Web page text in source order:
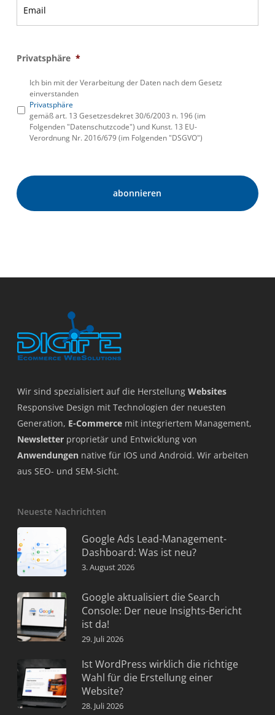
Privatsphäre *
Ich bin mit der Verarbeitung der Daten nach dem Gesetz
einverstanden
Privatsphäre
gemäß art. 13 Gesetzesdekret 30/6/2003 n. 196 (im
Folgenden "Datenschutzcode") und Kunst. 13 EU-
Verordnung Nr. 2016/679 (im Folgenden "DSGVO")
Wir sind spezialisiert auf die Herstellung Websites
Responsive Design mit Technologien der neuesten
Generation, E-Commerce mit integriertem Management,
Newsletter proprietär und Entwicklung von
Anwendungen native für IOS und Android. Wir arbeiten
aus SEO- und SEM-Sicht.
Neueste Nachrichten
Google Ads Lead-Management-
Dashboard: Was ist neu?
3. August 2026
Google aktualisiert die Search
Console: Der neue Insights-Bericht
ist da!
29. Juli 2026
Ist WordPress wirklich die richtige
Wahl für die Erstellung einer
Website?
28. Juli 2026